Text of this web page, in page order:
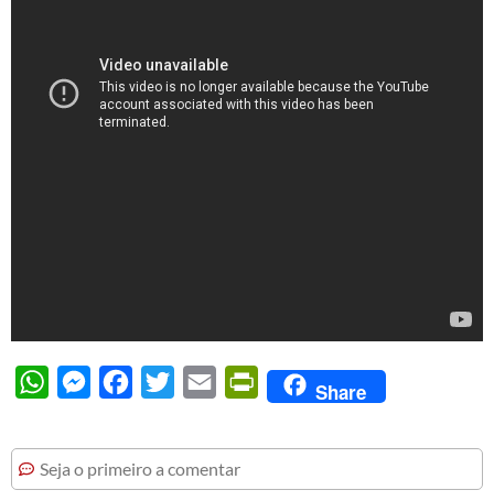
WhatsAppMessengerFacebook
Twitter Email PrintFriendly
Share
Seja o primeiro a comentar